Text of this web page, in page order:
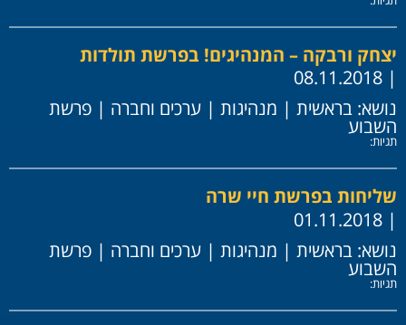
יצחק ורבקה – המנהיגים! בפרשת תולדות
| 08.11.2018
נושא: בראשית | מנהיגות | ערכים וחברה | פרשת
השבוע
תגיות:
שליחות בפרשת חיי שרה
| 01.11.2018
נושא: בראשית | מנהיגות | ערכים וחברה | פרשת
השבוע
תגיות: